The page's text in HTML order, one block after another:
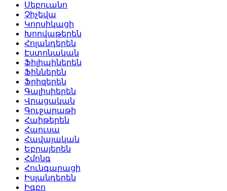
Սեբուանո
Չիչեվա
Կորսիկացի
Խորվաթերեն
Հոլանդերեն
Էստոնական
Ֆիլիպիներեն
Ֆիններեն
Ֆրիզերեն
Գալիսիերեն
Վրացական
Գուջարաթի
Հաիթերեն
Հաուսա
Հավայական
Եբրայերեն
Հմոնգ
Հունգարացի
Իսլանդերեն
Իգբո